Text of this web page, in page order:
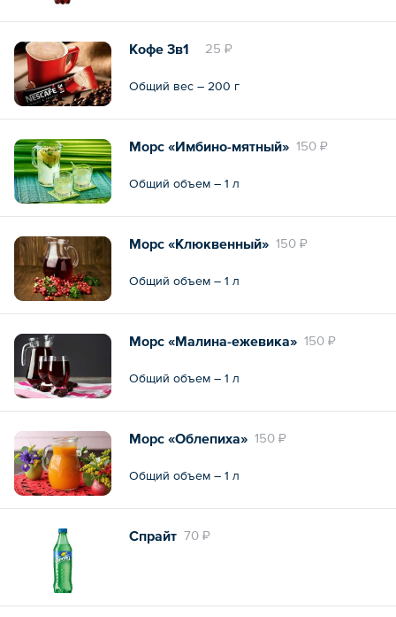
25 ₽
Кофе 3в1
Общий вес – 200 г
150 ₽
Морс «Имбино-мятный»
Общий объем – 1 л
150 ₽
Морс «Клюквенный»
Общий объем – 1 л
150 ₽
Морс «Малина-ежевика»
Общий объем – 1 л
150 ₽
Морс «Облепиха»
Общий объем – 1 л
70 ₽
Спрайт